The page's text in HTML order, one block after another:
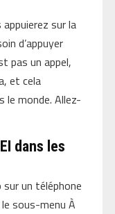
sur la
d’appuyer
pas un appel,
et cela
le monde. Allez-
dans les
un téléphone
sous-menu À